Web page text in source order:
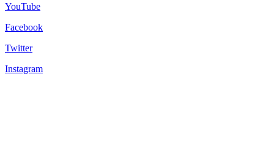
YouTube
Facebook
Twitter
Instagram